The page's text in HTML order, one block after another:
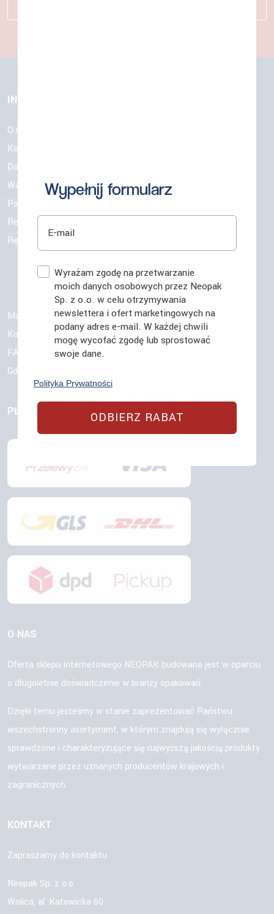
INFORMACJE
O nas
Koszty dostawy
Dostawa w Warszawie
Warunki sprzedaży
Polityka prywatności
Regulamin sklepu
Reklamacje
Mapa dojazdu
Kontakt
FAQ
Gdzie jest moja paczka?
PŁATNOŚĆ I DOPSTAWA
O NAS
Oferta sklepu internetowego NEOPAK budowana jest w oparciu
o długoletnie doświadczenie w branży opakowań.
Dzięki temu jesteśmy w stanie zaprezentować Państwu
wszechstronny asortyment, w którym znajdują się wyłącznie
sprawdzone i charakteryzujące się najwyższą jakością produkty
wytwarzane przez uznanych producentów krajowych i
zagranicznych.
KONTAKT
Zapraszamy do kontaktu
Neopak Sp. z o.o.
Wolica, al. Katowicka 60
Wypełnij formularz
E-mail
ZgodaWyrażam zgodę na przetwarzanie
moich danych osobowych przez Neopak
Sp. z o.o. w celu otrzymywania
newslettera i ofert marketingowych na
podany adres e-mail. W każdej chwili
mogę wycofać zgodę lub sprostować
swoje dane.
Polityka Prywatności
ODBIERZ RABAT